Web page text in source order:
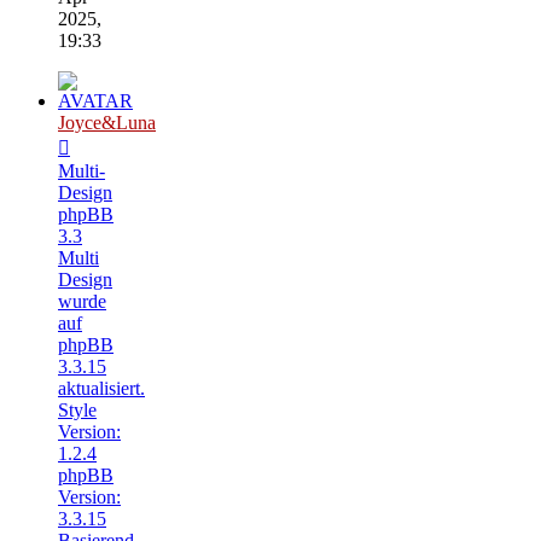
2025,
19:33
Joyce&Luna
Multi-
Design
phpBB
3.3
Multi
Design
wurde
auf
phpBB
3.3.15
aktualisiert.
Style
Version:
1.2.4
phpBB
Version:
3.3.15